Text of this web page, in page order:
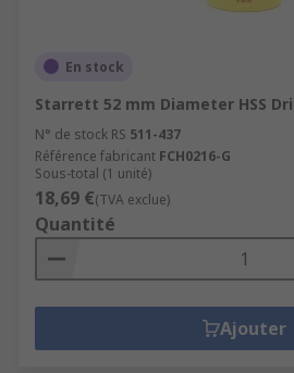
En stock
Starrett 52 mm Diameter HSS
N° de stock RS 511-437
Référence fabricant FCH0216-G
Sous-total (1 unité)
18,69 €(TVA exclue)
Quantité
Ajouter